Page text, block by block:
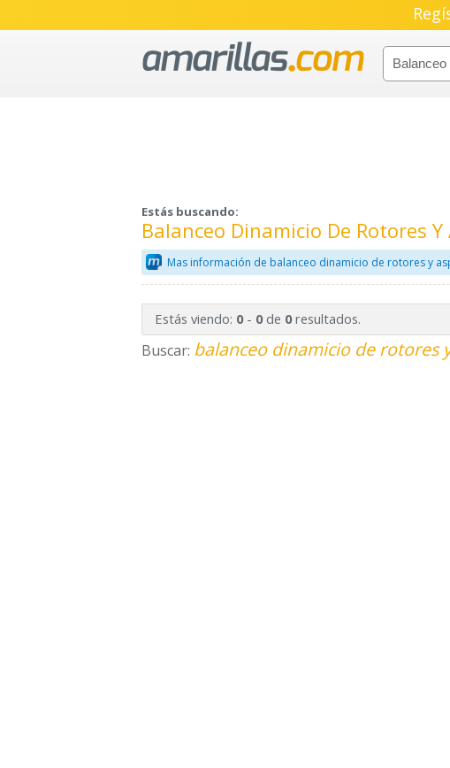
Estás buscando:
Balanceo Dinamicio De Rotores
Mas información de balanceo dinamicio de rotores y
Estás viendo: 0- 0de 0resultados.
Buscar: balanceo dinamicio de rotores